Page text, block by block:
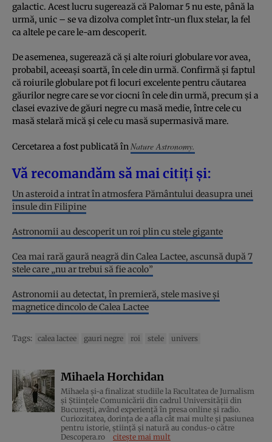
galactic. Acest lucru sugerează că Palomar 5 nu este, până la
urmă, unic – se va dizolva complet într-un flux stelar, la fel
ca altele pe care le-am descoperit.
De asemenea, sugerează că și alte roiuri globulare vor avea,
probabil, aceeași soartă, în cele din urmă. Confirmă și faptul
că roiurile globulare pot fi locuri excelente pentru căutarea
găurilor negre care se vor ciocni în cele din urmă, precum și a
clasei evazive de găuri negre cu masă medie, între cele cu
masă stelară mică și cele cu masă supermasivă mare.
Cercetarea a fost publicată în Nature Astronomy.
Vă recomandăm să mai citiți și:
Un asteroid a intrat în atmosfera Pământului deasupra unei
insule din Filipine
Astronomii au descoperit un roi plin cu stele gigante
Cea mai rară gaură neagră din Calea Lactee, ascunsă după 7
stele care „nu ar trebui să fie acolo”
Astronomii au detectat, în premieră, stele masive și
magnetice dincolo de Calea Lactee
Tags: calea lactee gauri negre roi stele univers
Mihaela Horchidan
Mihaela și-a finalizat studiile la Facultatea de Jurnalism
și Științele Comunicării din cadrul Universității din
București, având experiență în presa online și radio.
Curiozitatea, dorința de a afla cât mai multe și pasiunea
pentru istorie, ştiinţă şi natură au condus-o către
Descopera.ro
citește mai mult